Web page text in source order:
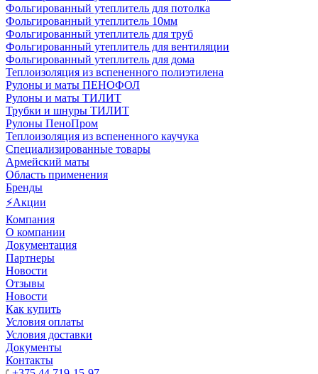
Фольгированный утеплитель для потолка
Фольгированный утеплитель 10мм
Фольгированный утеплитель для труб
Фольгированный утеплитель для вентиляции
Фольгированный утеплитель для дома
Теплоизоляция из вспененного полиэтилена
Рулоны и маты ПЕНОФОЛ
Рулоны и маты ТИЛИТ
Трубки и шнуры ТИЛИТ
Рулоны ПеноПром
Теплоизоляция из вспененного каучука
Специализированные товары
Армейский маты
Область применения
Бренды
⚡Акции
Компания
О компании
Документация
Партнеры
Новости
Отзывы
Новости
Как купить
Условия оплаты
Условия доставки
Документы
Контакты